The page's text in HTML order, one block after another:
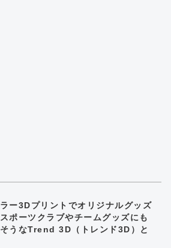
ー3Dプリントでオリジナルグッズ
ポーツクラブやチームグッズにも
うなTrend 3D（トレンド3D）と